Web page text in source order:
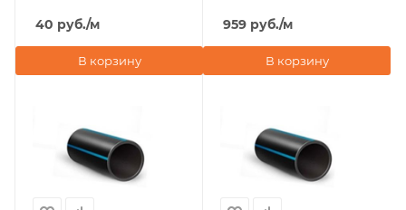
40 руб./м
В корзину
959 руб./м
В корзину